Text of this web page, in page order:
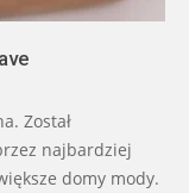
Został
najbardziej
domy mody.